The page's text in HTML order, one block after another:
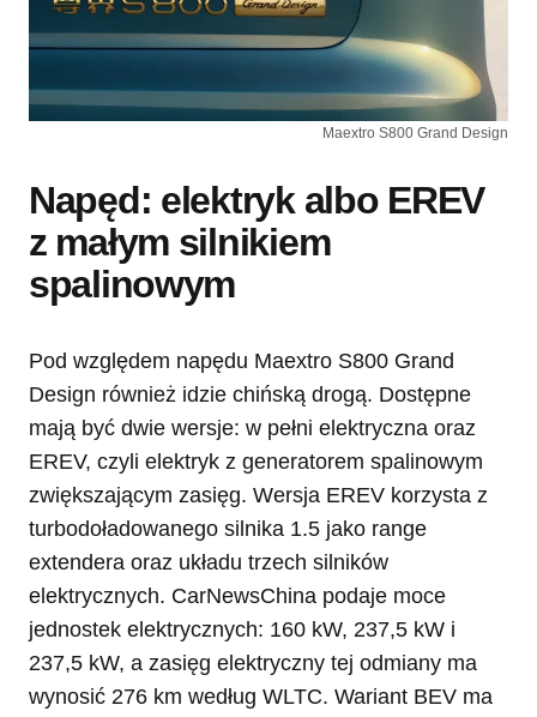
Maextro S800 Grand Design
Napęd: elektryk albo EREV
z małym silnikiem
spalinowym
Pod względem napędu Maextro S800 Grand
Design również idzie chińską drogą. Dostępne
mają być dwie wersje: w pełni elektryczna oraz
EREV, czyli elektryk z generatorem spalinowym
zwiększającym zasięg. Wersja EREV korzysta z
turbodoładowanego silnika 1.5 jako range
extendera oraz układu trzech silników
elektrycznych. CarNewsChina podaje moce
jednostek elektrycznych: 160 kW, 237,5 kW i
237,5 kW, a zasięg elektryczny tej odmiany ma
wynosić 276 km według WLTC. Wariant BEV ma